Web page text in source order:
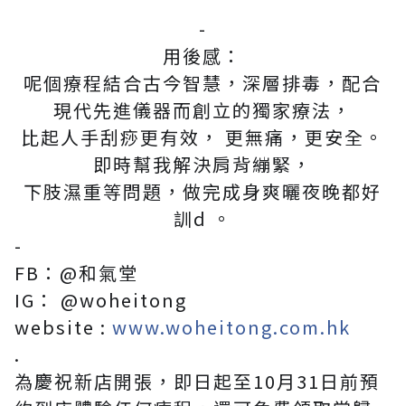
-
用後感：
呢個療程結合古今智慧，深層排毒，配合
現代先進儀器而創立的獨家療法，
比起人手刮痧更有效， 更無痛，更安全。
即時幫我解決肩背繃緊，
下肢濕重等問題，做完成身爽曬夜晚都好
訓d 。
-
FB：@和氣堂
IG： @woheitong
website : www.woheitong.com.hk
.
為慶祝新店開張，即日起至10月31日前預